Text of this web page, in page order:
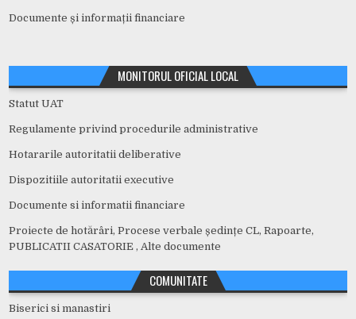
Documente și informații financiare
MONITORUL OFICIAL LOCAL
Statut UAT
Regulamente privind procedurile administrative
Hotararile autoritatii deliberative
Dispozitiile autoritatii executive
Documente si informatii financiare
Proiecte de hotărâri, Procese verbale ședințe CL, Rapoarte,
PUBLICATII CASATORIE , Alte documente
COMUNITATE
Biserici si manastiri